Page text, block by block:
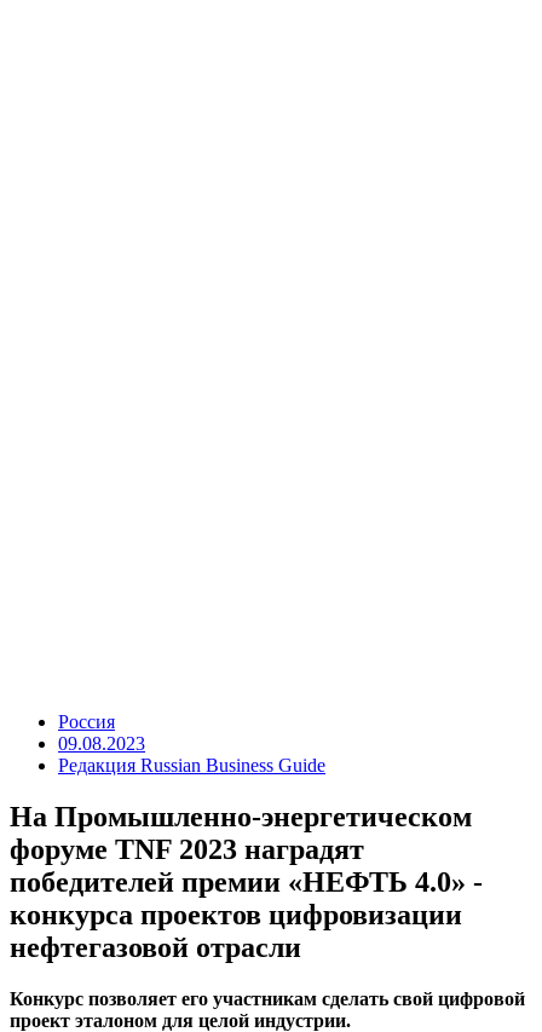
Россия
09.08.2023
Редакция Russian Business Guide
На Промышленно-энергетическом
форуме TNF 2023 наградят
победителей премии «НЕФТЬ 4.0» -
конкурса проектов цифровизации
нефтегазовой отрасли
Конкурс позволяет его участникам сделать свой цифровой
проект эталоном для целой индустрии.